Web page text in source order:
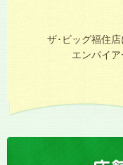
ザ･ビッグ福住
エンパイ